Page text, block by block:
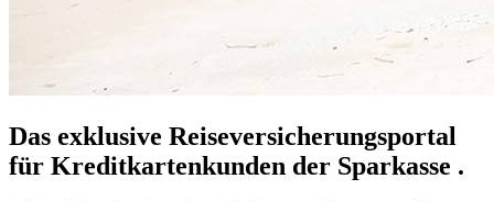
Das exklusive Reiseversicherungsportal
für Kreditkartenkunden der Sparkasse .